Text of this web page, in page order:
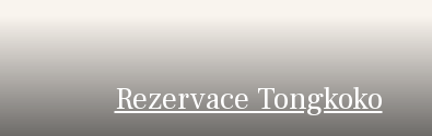
Rezervace Tongkoko